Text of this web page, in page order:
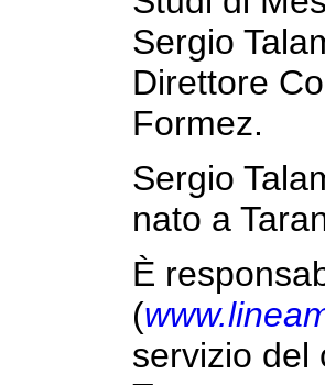
Sergio
Direttore
Formez.
Sergio
nato a
È
(
servizio del